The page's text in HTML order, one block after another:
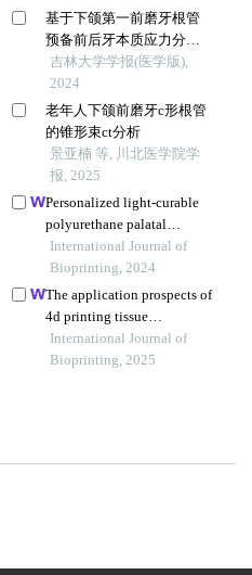
基于下颌第一前磨牙根管
预备前后牙本质应力分布
差异的cbct和三维有限元分
析
吉林大学学报(医学版),
2024
老年人下颌前磨牙c形根管
的锥形束ct分析
景亚楠 等, 川北医学院学
报, 2025
Personalized light-curable
polyurethane palatal
prosthesis designed and
fabricated based on
computer fluid dynamics
and 3d printing to repair
palatal fistula
International Journal of
Bioprinting, 2024
The application prospects of
4d printing tissue
engineering materials in oral
bone regeneration
International Journal of
Bioprinting, 2025